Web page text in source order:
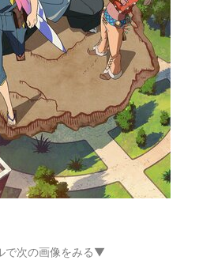
で次の画像をみる▼